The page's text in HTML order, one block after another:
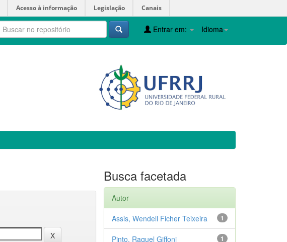
Acesso à informação Legislação Canais
Idioma
Entrar em:
Busca facetada
Autor
1
Assis, Wendell Ficher Teixeira
1
Pinto, Raquel Giffoni